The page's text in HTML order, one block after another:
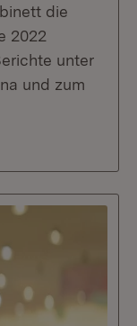
die
2022
unter
und zum